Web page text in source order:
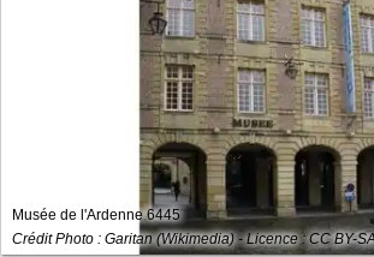
Musée de l'Ardenne 6445
Crédit Photo : Garitan (Wikimedia) - Licence : CC BY-